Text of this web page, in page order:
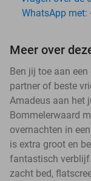
WhatsApp met:
Meer over
Ben jij toe aan
partner of beste
Amadeus aan het
Bommelerwaard
overnachten in
is extra groot en
fantastisch
zacht bed,